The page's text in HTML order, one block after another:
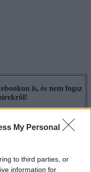
My Personal
to third parties, or
information for
is, és nem fogsz